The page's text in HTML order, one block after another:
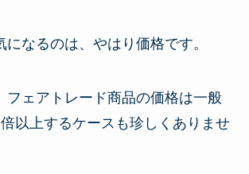
なるのは、やはり価格です。
フェアトレード商品の価格は一般
以上するケースも珍しくありませ